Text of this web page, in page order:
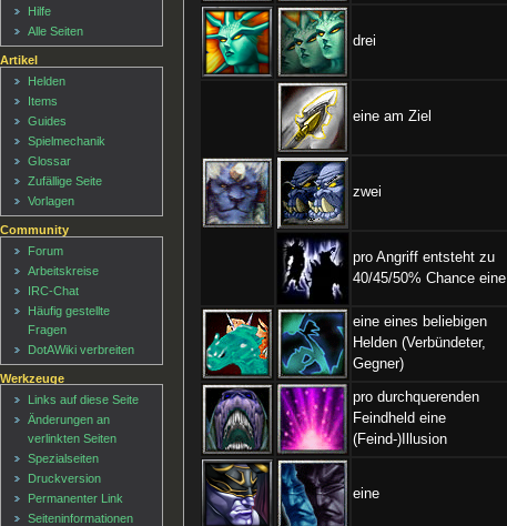
drei
eine am Ziel
zwei
pro Angriff entsteht zu
40/45/50% Chance eine
eine eines beliebigen
Helden (Verbündeter,
Gegner)
pro durchquerenden
Feindheld eine
(Feind-)Illusion
eine
Hilfe
Alle Seiten
Artikel
Helden
Items
Guides
Spielmechanik
Glossar
Zufällige Seite
Vorlagen
Community
Forum
Arbeitskreise
IRC-Chat
Häufig gestellte
Fragen
DotAWiki verbreiten
Werkzeuge
Links auf diese Seite
Änderungen an
verlinkten Seiten
Spezialseiten
Druckversion
Permanenter Link
Seiten­informationen